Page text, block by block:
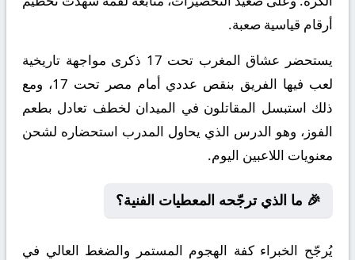
أرقام قياسية صعبة.
يستحضر عشاق المغرب تحت 17 ذكرى مواجهة تاريخية
لعب فيها الفريق بنقص عددي أمام مصر تحت 17، ومع
ذلك استبسل المقاتلون في الميدان لخطف تعادل بطعم
الفوز، وهو الدرس الذي يحاول المدرب استحضاره لشحن
معنويات اللاعبين اليوم.
🎉 ما الذي ترجّحه المعطيات الفنية؟
يُرجّح الخبراء كفة الهجوم المستمر والضغط العالي في